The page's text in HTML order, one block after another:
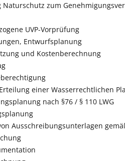
Naturschutz zum
UVP-Vorprüfung
Entwurfsplanung
und Kostenberechnung
einer Wasserrechtlichen
nach §76 / § 110 LWG
Ausschreibungsunterlagen